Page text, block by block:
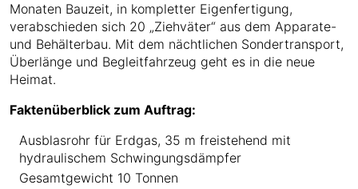
Monaten Bauzeit, in kompletter Eigenfertigung,
verabschieden sich 20 „Ziehväter“ aus dem Apparate-
und Behälterbau. Mit dem nächtlichen Sondertransport,
Überlänge und Begleitfahrzeug geht es in die neue
Heimat.
Faktenüberblick zum Auftrag:
Ausblasrohr für Erdgas, 35 m freistehend mit
hydraulischem Schwingungsdämpfer
Gesamtgewicht 10 Tonnen